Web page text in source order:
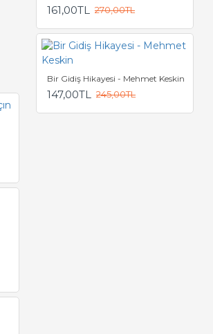
161,00TL 270,00TL
Bir Gidiş Hikayesi - Mehmet Keskin
147,00TL 245,00TL